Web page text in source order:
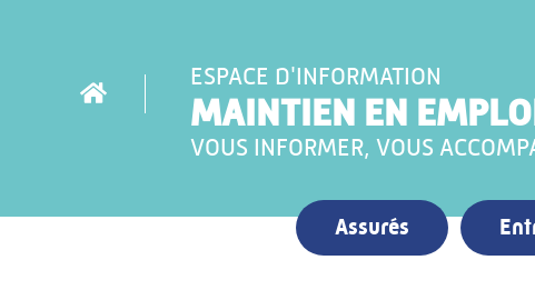
ESPACE D'INFORMATION
MAINTIEN EN
VOUS INFORMER, VOUS
Assurés